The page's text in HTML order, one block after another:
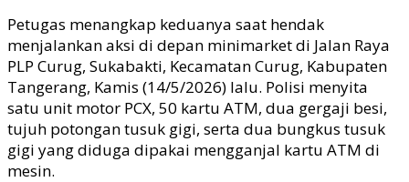
Petugas menangkap keduanya saat hendak
menjalankan aksi di depan minimarket di Jalan Raya
PLP Curug, Sukabakti, Kecamatan Curug, Kabupaten
Tangerang, Kamis (14/5/2026) lalu. Polisi menyita
satu unit motor PCX, 50 kartu ATM, dua gergaji besi,
tujuh potongan tusuk gigi, serta dua bungkus tusuk
gigi yang diduga dipakai mengganjal kartu ATM di
mesin.